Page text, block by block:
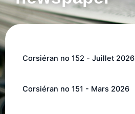
Corsiéran no 152 - Juillet 2026
Corsiéran no 151 - Mars 2026